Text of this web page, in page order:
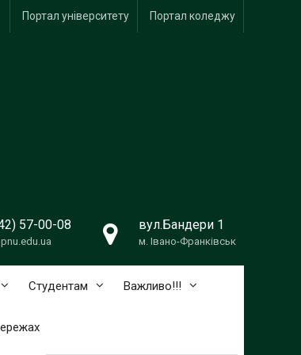
Портал університету Портал коледжу
57-00-08 вул.Бандери 1
м. Івано-Франківськ
Студентам Важливо!!!